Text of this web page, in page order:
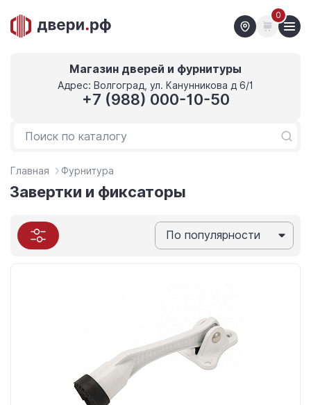
0
Магазин дверей и фурнитуры
Адрес: Волгоград, ул. Канунникова д 6/1
+7 (988) 000-10-50
Главная Фурнитура
Завертки и фиксаторы
По популярности